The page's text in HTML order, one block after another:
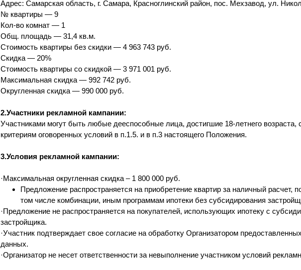
Адрес: Самарская область, г. Самара, Красноглинский район, пос. Мехзавод, ул.
№ квартиры — 9
Кол-во комнат — 1
Общ. площадь — 31,4 кв.м.
Стоимость квартиры без скидки — 4 963 743 руб.
Скидка — 20%
Стоимость квартиры со скидкой — 3 971 001 руб.
Максимальная скидка — 992 742 руб.
Округленная скидка — 990 000 руб.
2.Участники рекламной кампании:
Участниками могут быть любые дееспособные лица, достигшие 18-летнего возраста,
критериям оговоренных условий в п.1.5. и в п.3 настоящего Положения.
3.Условия рекламной кампании:
·Максимальная округленная скидка – 1 800 000 руб.
Предложение распространяется на приобретение квартир за наличный расчет,
том числе комбинации, иным программам ипотеки без субсидирования
·Предложение не распространяется на покупателей, использующих ипотеку с
застройщика.
·Участник подтверждает свое согласие на обработку Организатором
данных.
·Организатор не несет ответственности за невыполнение участником условий